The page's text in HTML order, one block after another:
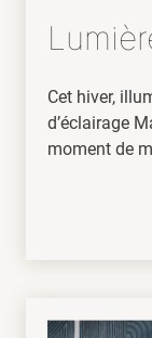
Cet hiver,
d’éclairage
moment de